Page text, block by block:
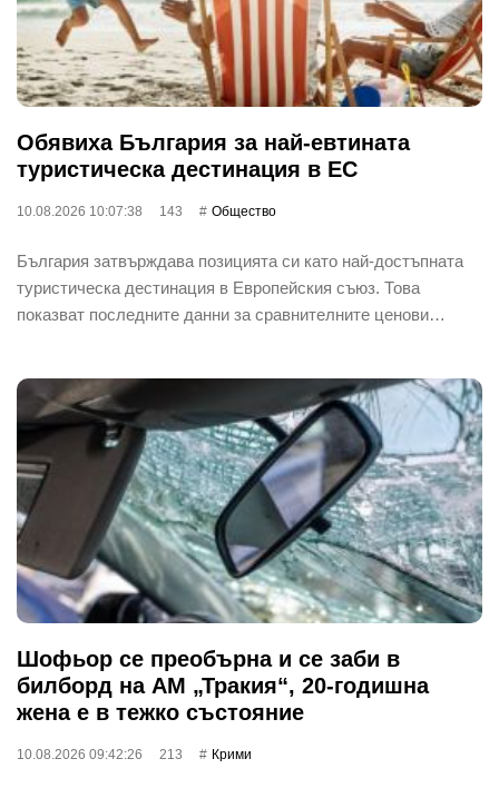
Обявиха България за най-евтината
туристическа дестинация в ЕС
10.08.2026 10:07:38 143 Общество
България затвърждава позицията си като най-достъпната
туристическа дестинация в Европейския съюз. Това
показват последните данни за сравнителните ценови…
Шофьор се преобърна и се заби в
билборд на АМ „Тракия“, 20-годишна
жена е в тежко състояние
10.08.2026 09:42:26 213 Крими